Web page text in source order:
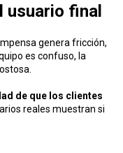
usuario final
genera fricción,
es confuso, la
de que los clientes
reales muestran si